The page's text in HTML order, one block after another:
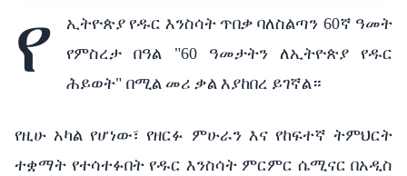
የ ኢትዮጵያ የዱር እንስሳት ጥበቃ ባለስልጣን 60ኛ ዓመት
የምስረታ
በዓል"60 ዓመታትን ለኢትዮጵያ
የዱር
ሕይወት" በሚል መሪ ቃል እያከበረ ይገኛል።
የዚሁ አካል የሆነው፣ የዘርፉ ምሁራን እና የከፍተኛ ትምህርት
ተቋማት የተሳተፉበት የዱር እንስሳት ምርምር ሴሚናር በአዲስ